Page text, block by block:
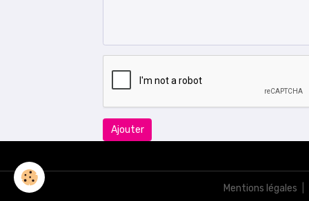
Ajouter
Mentions légales